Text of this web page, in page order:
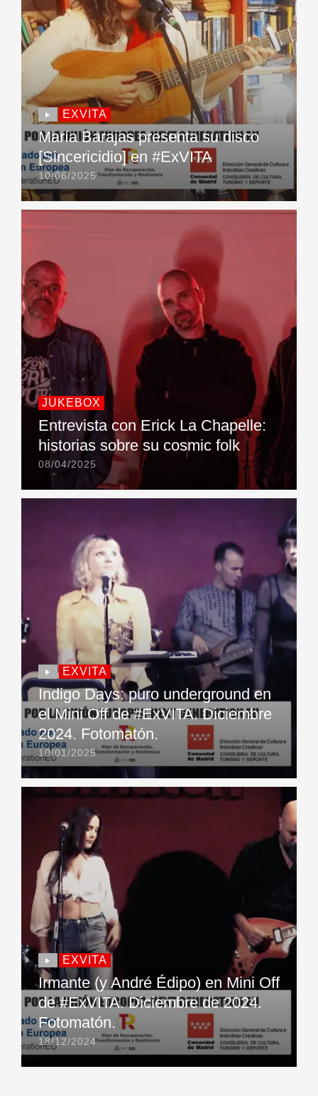
EXVITA
María Barajas presenta su disco
[Sincericidio] en #ExVITA
10/06/2025
JUKEBOX
Entrevista con Erick La Chapelle:
historias sobre su cosmic folk
08/04/2025
EXVITA
Indigo Days: puro underground en
el Mini Off de #ExVITA. Diciembre
2024. Fotomatón.
10/01/2025
EXVITA
Irmante (y André Édipo) en Mini Off
de #ExVITA. Diciembre de 2024.
Fotomatón.
18/12/2024